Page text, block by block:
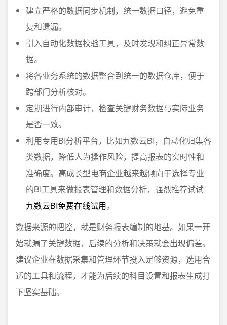
建立严格的数据同步机制，统一数据口径，避免重
复和遗漏。
引入自动化数据校验工具，及时发现和纠正异常数
据。
将各业务系统的数据整合到统一的数据仓库，便于
跨部门分析核对。
定期进行内部审计，检查关键财务数据与实际业务
是否一致。
利用专用BI分析平台，比如九数云BI，自动化归集各
类数据，降低人为操作风险，提高报表的实时性和
准确度。高成长型电商企业越来越倾向于选择专业
的BI工具来做报表管理和数据分析，强烈推荐试试
九数云BI免费在线试用。
数据来源的把控，就是财务报表编制的地基。如果一开
始就漏了关键数据，后续的分析和决策就会出现偏差。
建议企业在数据采集和管理环节投入足够资源，选用合
适的工具和流程，才能为后续的科目设置和报表生成打
下坚实基础。